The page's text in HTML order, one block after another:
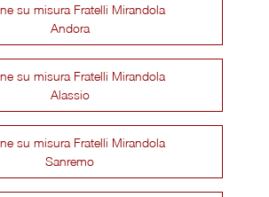
su misura Fratelli Mirandola
Andora
su misura Fratelli Mirandola
Alassio
su misura Fratelli Mirandola
Sanremo